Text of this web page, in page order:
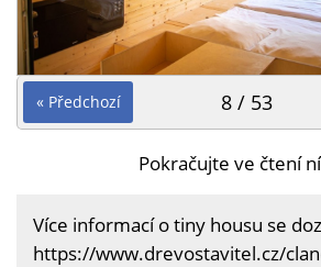
« Předchozí 8 / 53
Pokračujte ve čtení
Více informací o tiny housu se
https://www.drevostavitel.cz/